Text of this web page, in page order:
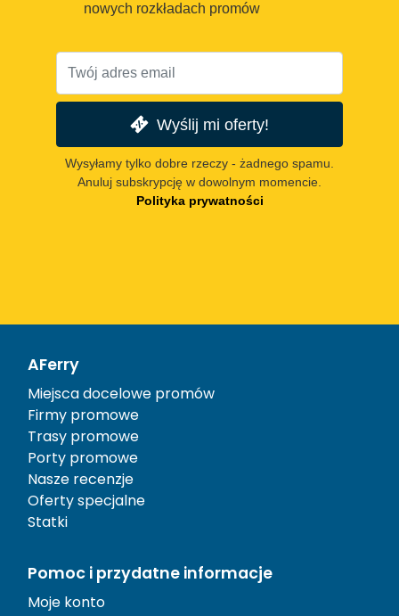
nowych rozkładach promów
Wyślij mi oferty!
Wysyłamy tylko dobre rzeczy - żadnego spamu.
Anuluj subskrypcję w dowolnym momencie.
Polityka prywatności
AFerry
Miejsca docelowe promów
Firmy promowe
Trasy promowe
Porty promowe
Nasze recenzje
Oferty specjalne
Statki
Pomoc i przydatne informacje
Moje konto